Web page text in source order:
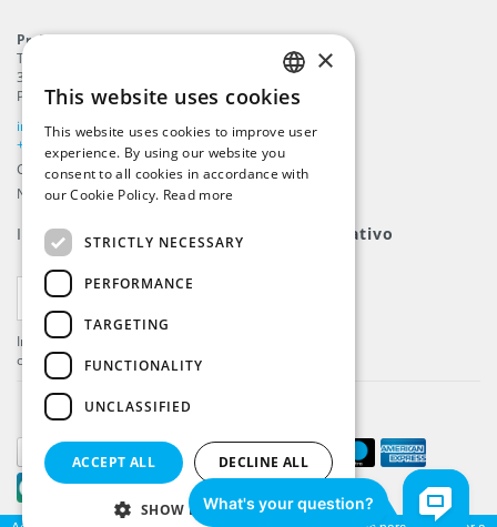
ProFlags B.V.
Tilbury 8
3897 AC
Países Baixos
info@beachflags.com
+31 (0) 85 401 4648
Câmara do Comércio: 92559840
Número de Contribuinte: NL866099657B01
Inscreva-se para nosso boletim informativo
Inscreva-se e receba as últimas novidades e
ofertas!
ENGLISH
DUTCH
GERMAN
×
This website uses cookies
This website uses cookies to improve user
experience. By using our website you
consent to all cookies in accordance with
our Cookie Policy. Read more
STRICTLY NECESSARY
PERFORMANCE
TARGETING
FUNCTIONALITY
UNCLASSIFIED
ACCEPT ALL DECLINE ALL
SHOW DETAILS